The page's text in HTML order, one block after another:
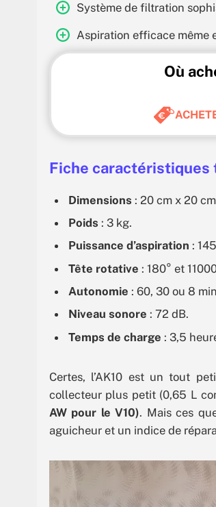
Système de filtration
Aspiration efficace même
Où
Fiche caractéristiques
Dimensions : 20 cm x 20
Poids : 3 kg.
Puissance d’aspiration :
Tête rotative : 180° et
Autonomie : 60, 30 ou 8
Niveau sonore : 72 dB.
Temps de charge : 3,5
Certes, l’AK10 est un tout
collecteur plus petit (0,65 L
AW pour le V10). Mais ces
aguicheur et un indice de